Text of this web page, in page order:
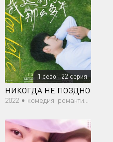
1 сезон 22 серия
НИКОГДА НЕ ПОЗДНО
2022 • комедия, романтика, молодость